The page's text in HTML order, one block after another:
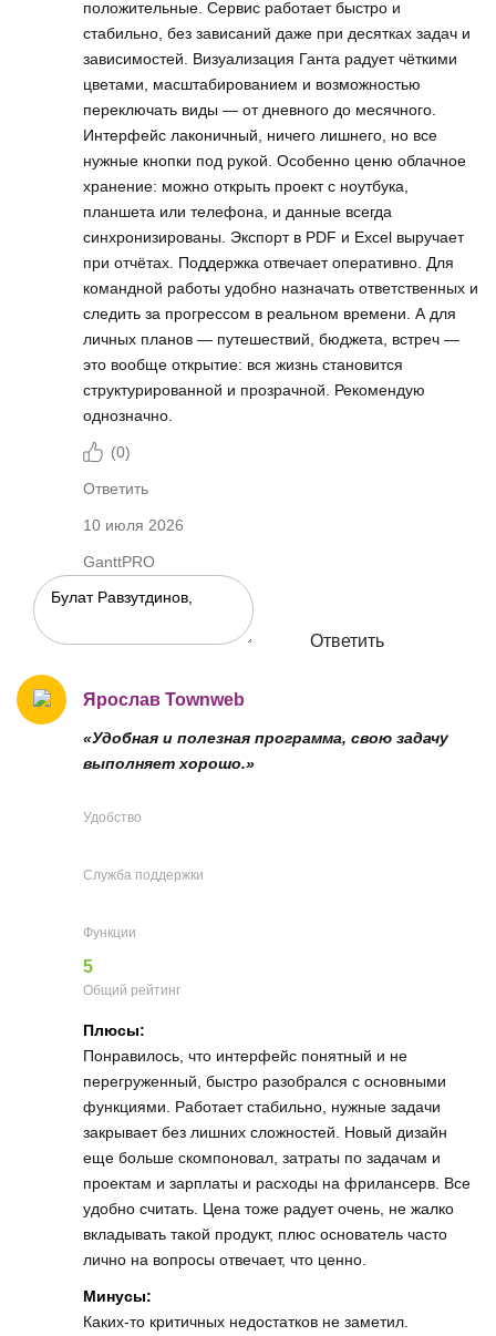
положительные. Сервис работает быстро и
стабильно, без зависаний даже при десятках задач и
зависимостей. Визуализация Ганта радует чёткими
цветами, масштабированием и возможностью
переключать виды — от дневного до месячного.
Интерфейс лаконичный, ничего лишнего, но все
нужные кнопки под рукой. Особенно ценю облачное
хранение: можно открыть проект с ноутбука,
планшета или телефона, и данные всегда
синхронизированы. Экспорт в PDF и Excel выручает
при отчётах. Поддержка отвечает оперативно. Для
командной работы удобно назначать ответственных и
следить за прогрессом в реальном времени. А для
личных планов — путешествий, бюджета, встреч —
это вообще открытие: вся жизнь становится
структурированной и прозрачной. Рекомендую
однозначно.
(0)
Ответить
10 июля 2026
GanttPRO
Ответить
Ярослав Townweb
«Удобная и полезная программа, свою задачу
выполняет хорошо.»
Удобство
Служба поддержки
Функции
5
Общий рейтинг
Плюсы:
Понравилось, что интерфейс понятный и не
перегруженный, быстро разобрался с основными
функциями. Работает стабильно, нужные задачи
закрывает без лишних сложностей. Новый дизайн
еще больше скомпоновал, затраты по задачам и
проектам и зарплаты и расходы на фрилансерв. Все
удобно считать. Цена тоже радует очень, не жалко
вкладывать такой продукт, плюс основатель часто
лично на вопросы отвечает, что ценно.
Минусы:
Каких-то критичных недостатков не заметил.